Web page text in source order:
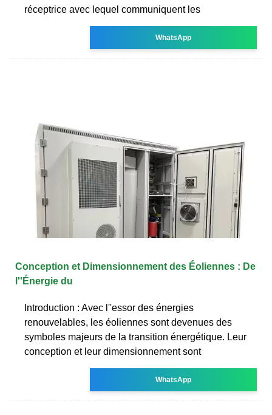
réceptrice avec lequel communiquent les
WhatsApp
Conception et Dimensionnement des Éoliennes : De
l''Énergie du
Introduction : Avec l''essor des énergies
renouvelables, les éoliennes sont devenues des
symboles majeurs de la transition énergétique. Leur
conception et leur dimensionnement sont
WhatsApp